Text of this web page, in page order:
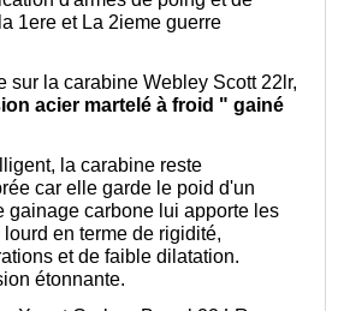
1ere et La 2ieme guerre
sur la carabine Webley Scott 22lr,
acier martelé à froid " gainé
la carabine reste
car elle garde le poid d'un
gainage carbone lui apporte les
en terme de rigidité,
et de faible dilatation.
étonnante.